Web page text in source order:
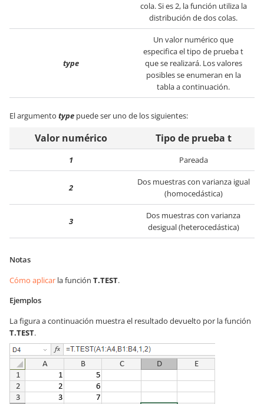
cola. Si es 2, la función utiliza la
distribución de dos colas.
type
Un valor numérico que
especifica el tipo de prueba t
que se realizará. Los valores
posibles se enumeran en la
tabla a continuación.
El argumento type puede ser uno de los siguientes:
Valor numérico Tipo de prueba t
1 Pareada
2
Dos muestras con varianza igual
(homocedástica)
3
Dos muestras con varianza
desigual (heterocedástica)
Notas
Cómo aplicar la función T.TEST.
Ejemplos
La figura a continuación muestra el resultado devuelto por la función
T.TEST.